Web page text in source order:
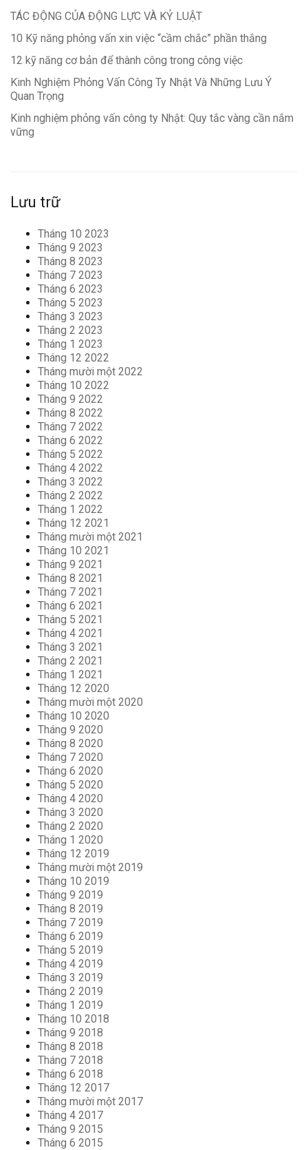
TÁC ĐỘNG CỦA ĐỘNG LỰC VÀ KỶ LUẬT
10 Kỹ năng phỏng vấn xin việc “cầm chắc” phần thắng
12 kỹ năng cơ bản để thành công trong công việc
Kinh Nghiệm Phỏng Vấn Công Ty Nhật Và Những Lưu Ý
Quan Trọng
Kinh nghiệm phỏng vấn công ty Nhật: Quy tắc vàng cần nắm
vững
Lưu trữ
Tháng 10 2023
Tháng 9 2023
Tháng 8 2023
Tháng 7 2023
Tháng 6 2023
Tháng 5 2023
Tháng 3 2023
Tháng 2 2023
Tháng 1 2023
Tháng 12 2022
Tháng mười một 2022
Tháng 10 2022
Tháng 9 2022
Tháng 8 2022
Tháng 7 2022
Tháng 6 2022
Tháng 5 2022
Tháng 4 2022
Tháng 3 2022
Tháng 2 2022
Tháng 1 2022
Tháng 12 2021
Tháng mười một 2021
Tháng 10 2021
Tháng 9 2021
Tháng 8 2021
Tháng 7 2021
Tháng 6 2021
Tháng 5 2021
Tháng 4 2021
Tháng 3 2021
Tháng 2 2021
Tháng 1 2021
Tháng 12 2020
Tháng mười một 2020
Tháng 10 2020
Tháng 9 2020
Tháng 8 2020
Tháng 7 2020
Tháng 6 2020
Tháng 5 2020
Tháng 4 2020
Tháng 3 2020
Tháng 2 2020
Tháng 1 2020
Tháng 12 2019
Tháng mười một 2019
Tháng 10 2019
Tháng 9 2019
Tháng 8 2019
Tháng 7 2019
Tháng 6 2019
Tháng 5 2019
Tháng 4 2019
Tháng 3 2019
Tháng 2 2019
Tháng 1 2019
Tháng 10 2018
Tháng 9 2018
Tháng 8 2018
Tháng 7 2018
Tháng 6 2018
Tháng 12 2017
Tháng mười một 2017
Tháng 4 2017
Tháng 9 2015
Tháng 6 2015